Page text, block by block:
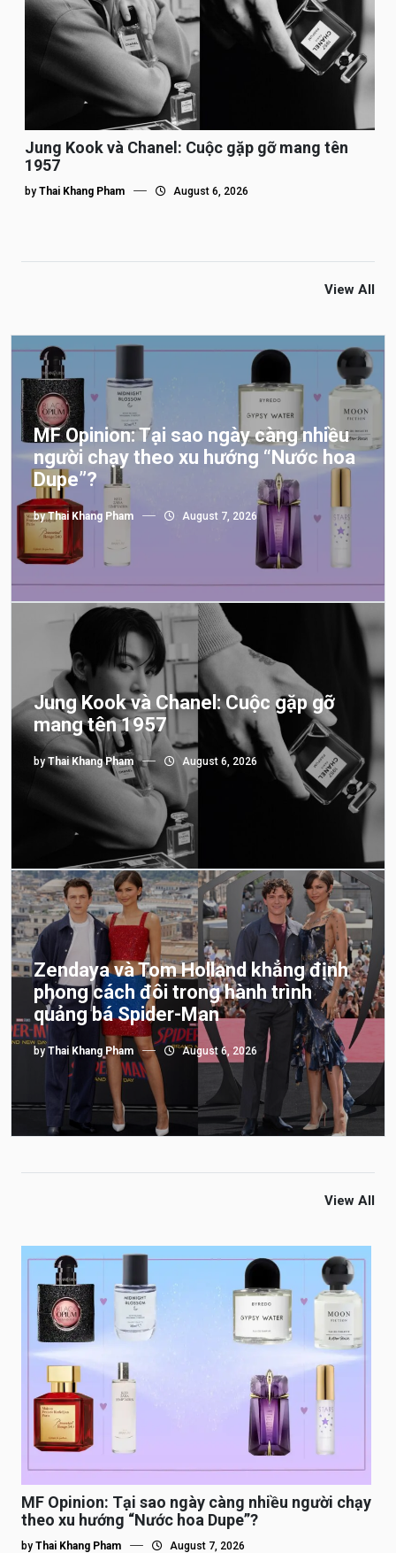
Jung Kook và Chanel: Cuộc gặp gỡ mang tên
1957
by Thai Khang Pham August 6, 2026
View All
MF Opinion: Tại sao ngày càng nhiều
người chạy theo xu hướng “Nước hoa
Dupe”?
byThai Khang Pham August 7, 2026
Jung Kook và Chanel: Cuộc gặp gỡ
mang tên 1957
byThai Khang Pham August 6, 2026
Zendaya và Tom Holland khẳng định
phong cách đôi trong hành trình
quảng bá Spider-Man
by Thai Khang Pham August 6, 2026
View All
MF Opinion: Tại sao ngày càng nhiều người chạy
theo xu hướng “Nước hoa Dupe”?
by Thai Khang Pham August 7, 2026